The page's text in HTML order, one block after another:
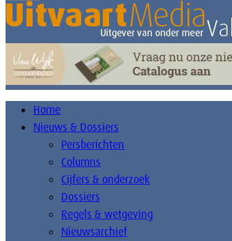
Home
Nieuws & Dossiers
Persberichten
Columns
Cijfers & onderzoek
Dossiers
Regels & wetgeving
Nieuwsarchief